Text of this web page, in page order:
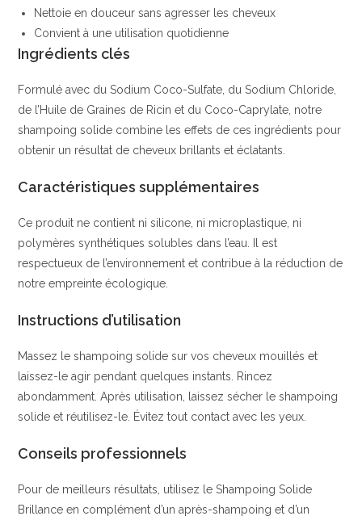
Nettoie en douceur sans agresser les cheveux
Convient à une utilisation quotidienne
Ingrédients clés
Formulé avec du Sodium Coco-Sulfate, du Sodium Chloride,
de l’Huile de Graines de Ricin et du Coco-Caprylate, notre
shampoing solide combine les effets de ces ingrédients pour
obtenir un résultat de cheveux brillants et éclatants.
Caractéristiques supplémentaires
Ce produit ne contient ni silicone, ni microplastique, ni
polymères synthétiques solubles dans l’eau. Il est
respectueux de l’environnement et contribue à la réduction de
notre empreinte écologique.
Instructions d’utilisation
Massez le shampoing solide sur vos cheveux mouillés et
laissez-le agir pendant quelques instants. Rincez
abondamment. Après utilisation, laissez sécher le shampoing
solide et réutilisez-le. Évitez tout contact avec les yeux.
Conseils professionnels
Pour de meilleurs résultats, utilisez le Shampoing Solide
Brillance en complément d’un après-shampoing et d’un